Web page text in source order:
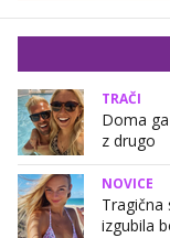
TRAČI
Doma
z drugo
NOVICE
Tragična
izgubila